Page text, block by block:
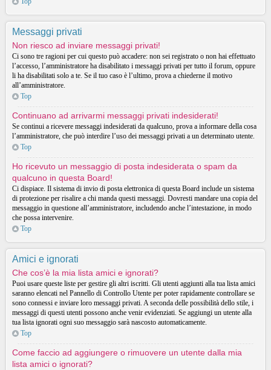
Messaggi privati
Non riesco ad inviare messaggi privati!
Ci sono tre ragioni per cui questo può accadere: non sei registrato o non hai effettuato
l’accesso, l’amministratore ha disabilitato i messaggi privati per tutto il forum, oppure
li ha disabilitati solo a te. Se il tuo caso è l’ultimo, prova a chiederne il motivo
all’amministratore.
Top
Continuano ad arrivarmi messaggi privati indesiderati!
Se continui a ricevere messaggi indesiderati da qualcuno, prova a informare della cosa
l’amministratore, che può interdire l’uso dei messaggi privati a un determinato utente.
Top
Ho ricevuto un messaggio di posta indesiderata o spam da
qualcuno in questa Board!
Ci dispiace. Il sistema di invio di posta elettronica di questa Board include un sistema
di protezione per risalire a chi manda questi messaggi. Dovresti mandare una copia del
messaggio in questione all’amministratore, includendo anche l’intestazione, in modo
che possa intervenire.
Top
Amici e ignorati
Che cos’è la mia lista amici e ignorati?
Puoi usare queste liste per gestire gli altri iscritti. Gli utenti aggiunti alla tua lista amici
saranno elencati nel Pannello di Controllo Utente per poter rapidamente controllare se
sono connessi e inviare loro messaggi privati. A seconda delle possibilità dello stile, i
messaggi di questi utenti possono anche venir evidenziati. Se aggiungi un utente alla
tua lista ignorati ogni suo messaggio sarà nascosto automaticamente.
Top
Come faccio ad aggiungere o rimuovere un utente dalla mia
lista amici o ignorati?